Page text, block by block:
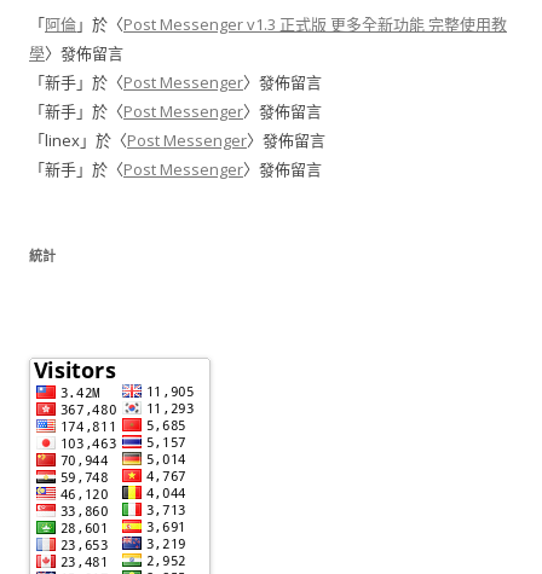
「阿倫」於〈Post Messenger v1.3 正式版 更多全新功能 完整使用教
學〉發佈留言
「新手」於〈Post Messenger〉發佈留言
「新手」於〈Post Messenger〉發佈留言
「linex」於〈Post Messenger〉發佈留言
「新手」於〈Post Messenger〉發佈留言
統計